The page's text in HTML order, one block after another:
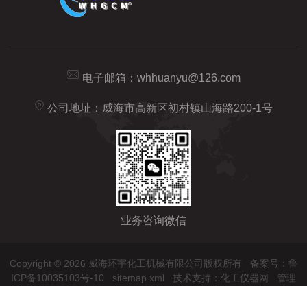
电子邮箱： whhuanyu@126.com
公司地址：威海市高新区初村镇山海路200-1号
业务咨询微信
Copyright © 2026 威海环宇化工机械有限公司版权所有 备案号：鲁
ICP备10035103号-10
sitemap.xml 技术支持： 化工仪器网 管理